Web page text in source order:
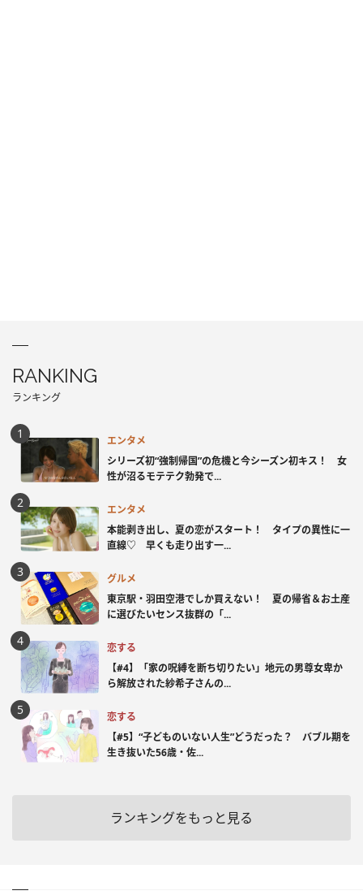
RANKING
ランキング
エンタメ
シリーズ初“強制帰国”の危機と今シーズン初キス！ 女
性が沼るモテテク勃発で...
エンタメ
本能剥き出し、夏の恋がスタート！ タイプの異性に一
直線♡ 早くも走り出す一...
グルメ
東京駅・羽田空港でしか買えない！ 夏の帰省＆お土産
に選びたいセンス抜群の「...
恋する
【#4】「家の呪縛を断ち切りたい」地元の男尊女卑か
ら解放された紗希子さんの...
恋する
【#5】“子どものいない人生”どうだった？ バブル期を
生き抜いた56歳・佐...
ランキングをもっと見る